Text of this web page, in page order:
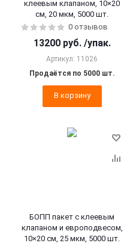
клеевым клапаном, 10×20
см, 20 мкм, 5000 шт.
0 отзывов
13200 руб. /упак.
Артикул: 11026
Продаётся по 5000 шт.
В корзину
БОПП пакет с клеевым
клапаном и европодвесом,
10×20 см, 25 мкм, 5000 шт.